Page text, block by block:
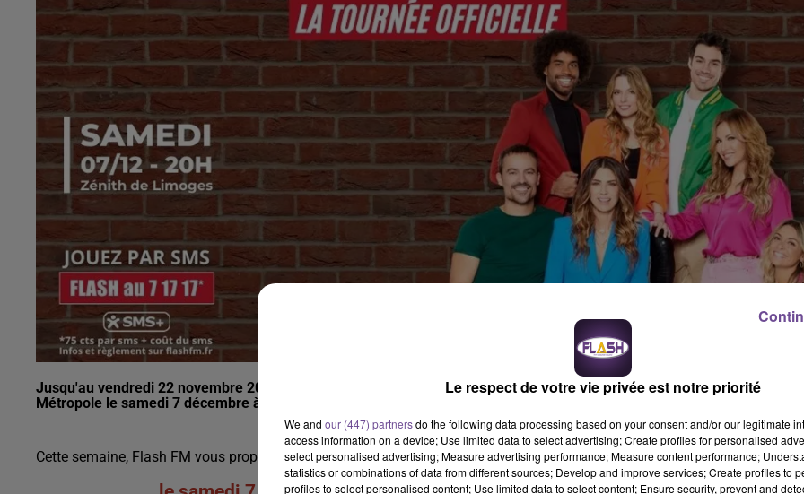
Jusqu'au vendredi 22 novembre 2024, gagnez vos places pour le spectacle des Comédies Musicales au Zénith Limoges
Métropole le samedi 7 décembre à 20h !
Cette semaine, Flash FM vous propose de découvrir la tournée officielle des Comédies Musicales
Le respect de votre vie privée est notre priorité
We and our (447) partnersdo the following data processing based on your consent and/or our legitimate
access information on a device; Use limited data to select advertising; Create profiles for personalised
select personalised advertising; Measure advertising performance; Measure content performance;
statistics or combinations of data from different sources; Develop and improve services; Create profiles to
profiles to select personalised content; Use limited data to select content; Ensure security, prevent and